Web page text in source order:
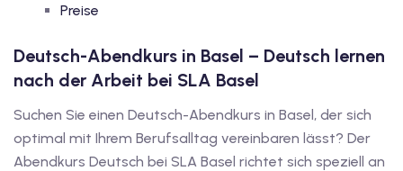
Deutsch C1
C1
Deutsch C1
Preise
Deutsch-Abendkurs in Basel – Deutsch lernen
nach der Arbeit bei SLA Basel
Suchen Sie einen Deutsch-Abendkurs in Basel, der sich
optimal mit Ihrem Berufsalltag vereinbaren lässt? Der
Abendkurs Deutsch bei SLA Basel richtet sich speziell an